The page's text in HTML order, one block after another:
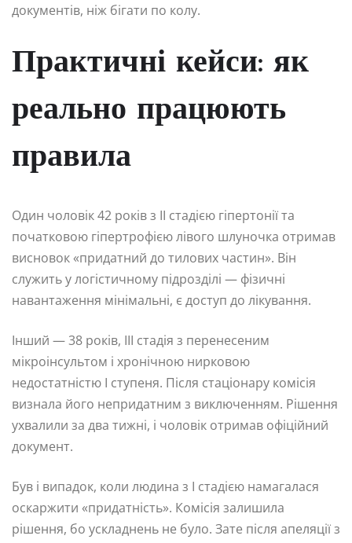
документів, ніж бігати по колу.
Практичні кейси: як
реально працюють
правила
Один чоловік 42 років з II стадією гіпертонії та
початковою гіпертрофією лівого шлуночка отримав
висновок «придатний до тилових частин». Він
служить у логістичному підрозділі — фізичні
навантаження мінімальні, є доступ до лікування.
Інший — 38 років, III стадія з перенесеним
мікроінсультом і хронічною нирковою
недостатністю I ступеня. Після стаціонару комісія
визнала його непридатним з виключенням. Рішення
ухвалили за два тижні, і чоловік отримав офіційний
документ.
Був і випадок, коли людина з I стадією намагалася
оскаржити «придатність». Комісія залишила
рішення, бо ускладнень не було. Зате після апеляції з